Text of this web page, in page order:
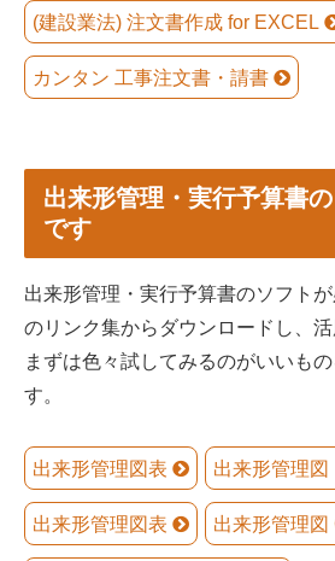
(建設業法) 注文書作成 for EXCEL
カンタン 工事注文書・請書
出来形管理・実行予算書
です
出来形管理・実行予算書のソフト
のリンク集からダウンロードし、活
まずは色々試してみるのがいいも
す。
出来形管理図表 出来形管理
出来形管理図表 出来形管理図